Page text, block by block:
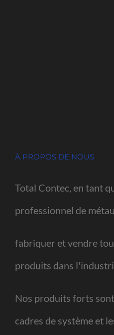
À PROPOS DE NOUS
Total Contec, en tant
professionnel de
fabriquer et vendre
produits dans
Nos produits forts
cadres de système et